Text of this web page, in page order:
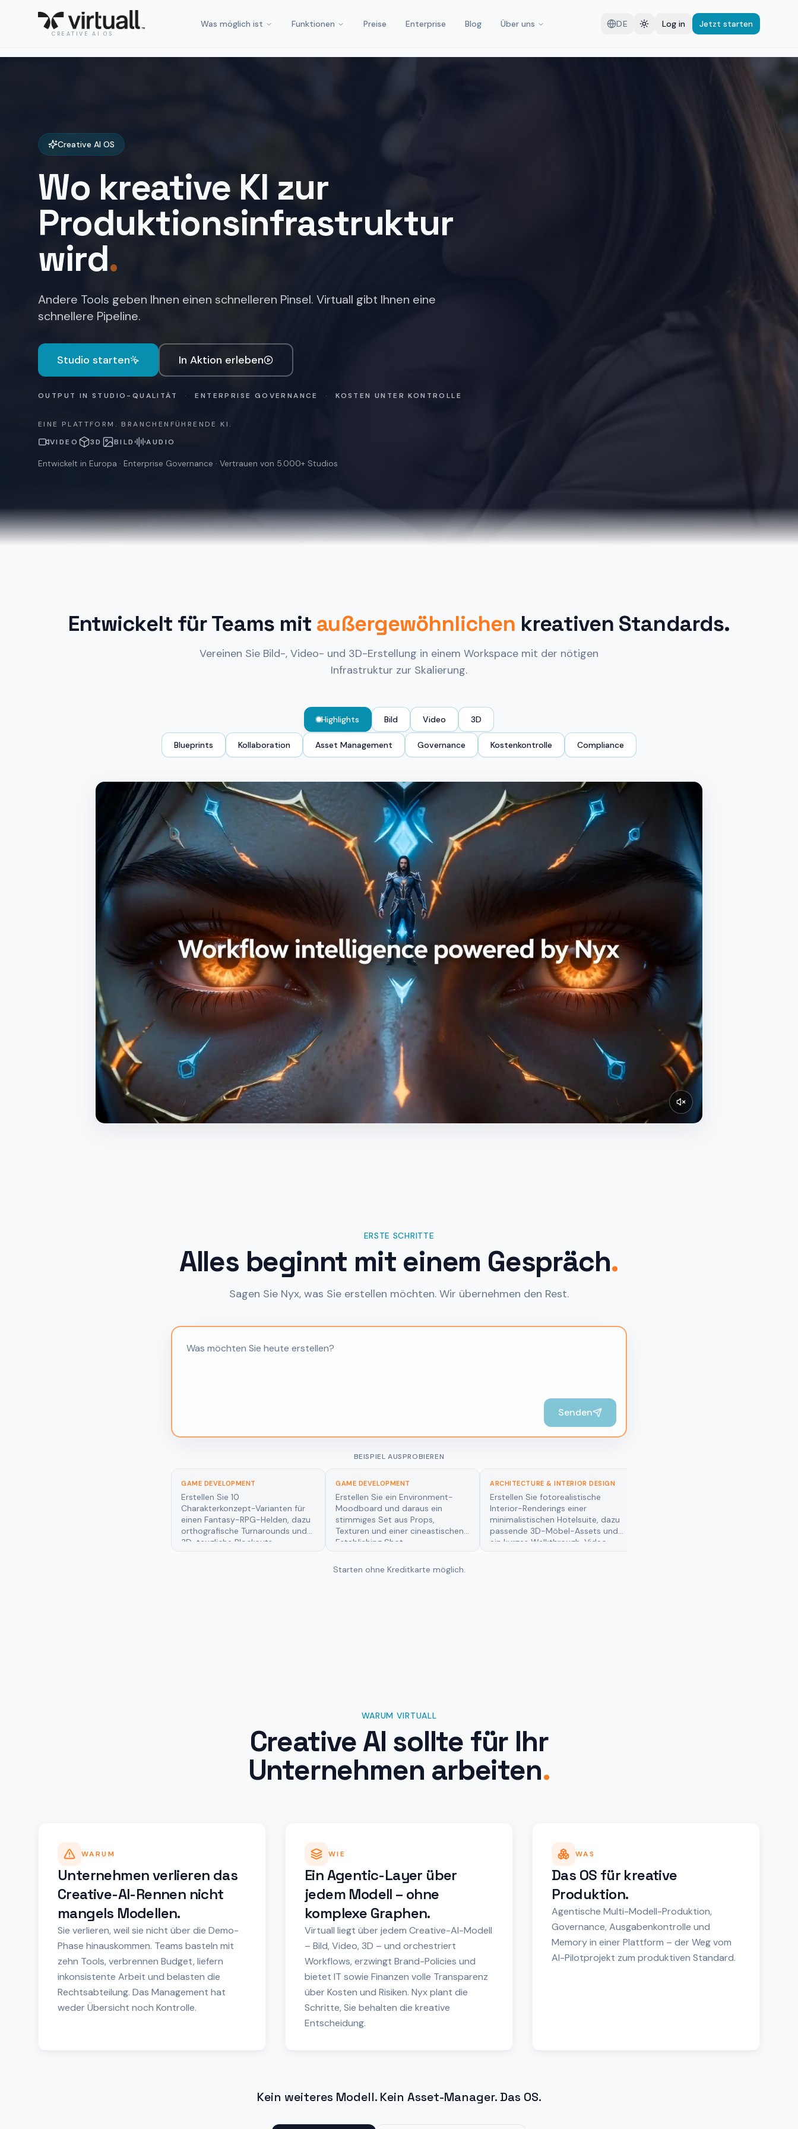
CREATIVE AI OS
Was möglich ist Funktionen Preise Enterprise Blog Über uns DE Log in Jetzt starten
Creative AI OS
Wo kreative KI zur
Produktionsinfrastruktur
wird.
Andere Tools geben Ihnen einen schnelleren Pinsel. Virtuall gibt Ihnen eine
schnellere Pipeline.
Studio starten In Aktion erleben
OUTPUT IN STUDIO-QUALITÄT · ENTERPRISE GOVERNANCE · KOSTEN UNTER KONTROLLE
EINE PLATTFORM. BRANCHENFÜHRENDE KI.
VIDEO
3D BILD AUDIO
Entwickelt in Europa · Enterprise Governance · Vertrauen von 5.000+ Studios
Entwickelt für Teams mit außergewöhnlichen kreativen Standards.
Vereinen Sie Bild-, Video- und 3D-Erstellung in einem Workspace mit der nötigen
Infrastruktur zur Skalierung.
Highlights Bild Video 3D
Blueprints Kollaboration Asset Management Governance Kostenkontrolle Compliance
ERSTE SCHRITTE
Alles beginnt mit einem Gespräch.
Sagen Sie Nyx, was Sie erstellen möchten. Wir übernehmen den Rest.
Senden
BEISPIEL AUSPROBIEREN
GAME DEVELOPMENT
Erstellen Sie ein Environment-
Moodboard und daraus ein
stimmiges Set aus Props,
Texturen und einer cineastischen
Establishing Shot.
ARCHITECTURE & INTERIOR DESIGN
Erstellen Sie fotorealistische
Interior-Renderings einer
minimalistischen Hotelsuite, dazu
passende 3D-Möbel-Assets und
ein kurzes Walkthrough-Video.
ARCHITECTURE & INTERIOR DESIGN
Erstellen Sie drei Design-
Optionsstudien für eine Boutique-
Bürolobby, mit Materialvarianten
und einer konsistenten
Lichtstimmung.
Starten ohne Kreditkarte möglich.
WARUM VIRTUALL
Creative AI sollte für Ihr
Unternehmen arbeiten.
WARUM
Unternehmen verlieren das
Creative-AI-Rennen nicht
mangels Modellen.
Sie verlieren, weil sie nicht über die Demo-
Phase hinauskommen. Teams basteln mit
zehn Tools, verbrennen Budget, liefern
inkonsistente Arbeit und belasten die
Rechtsabteilung. Das Management hat
weder Übersicht noch Kontrolle.
WIE
Ein Agentic-Layer über
jedem Modell – ohne
komplexe Graphen.
Virtuall liegt über jedem Creative-AI-Modell
– Bild, Video, 3D – und orchestriert
Workflows, erzwingt Brand-Policies und
bietet IT sowie Finanzen volle Transparenz
über Kosten und Risiken. Nyx plant die
Schritte, Sie behalten die kreative
Entscheidung.
WAS
Das OS für kreative
Produktion.
Agentische Multi-Modell-Produktion,
Governance, Ausgabenkontrolle und
Memory in einer Plattform – der Weg vom
AI-Pilotprojekt zum produktiven Standard.
Kein weiteres Modell. Kein Asset-Manager. Das OS.